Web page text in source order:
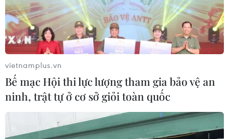
Không để việc cung ứng xăng E10
vietnamplus.vn
Bế mạc Hội thi lực lượng tham gia bảo vệ an
ninh, trật tự ở cơ sở giỏi toàn quốc